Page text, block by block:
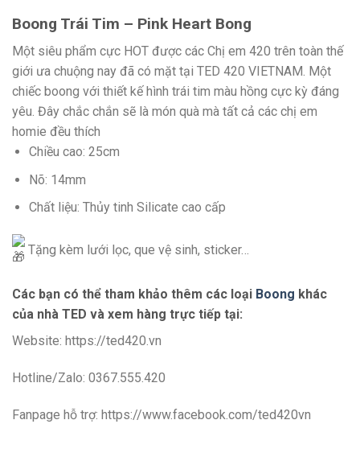
Boong Trái Tim – Pink Heart Bong
Một siêu phẩm cực HOT được các Chị em 420 trên toàn thế
giới ưa chuộng nay đã có mặt tại TED 420 VIETNAM. Một
chiếc boong với thiết kế hình trái tim màu hồng cực kỳ đáng
yêu. Đây chắc chắn sẽ là món quà mà tất cả các chị em
homie đều thích
Chiều cao: 25cm
Nõ: 14mm
Chất liệu: Thủy tinh Silicate cao cấp
Tặng kèm lưới lọc, que vệ sinh, sticker…
Các bạn có thể tham khảo thêm các loại Boong khác
của nhà TED và xem hàng trực tiếp tại:
Website: https://ted420.vn
Hotline/Zalo: 0367.555.420
Fanpage hỗ trợ: https://www.facebook.com/ted420vn